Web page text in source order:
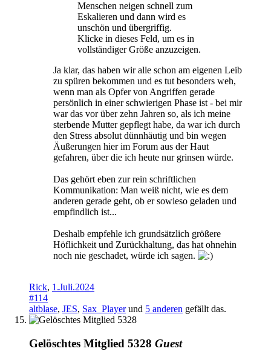
Menschen neigen schnell zum
Eskalieren und dann wird es
unschön und übergriffig.
Klicke in dieses Feld, um es in
vollständiger Größe anzuzeigen.
Ja klar, das haben wir alle schon am eigenen Leib
zu spüren bekommen und es tut besonders weh,
wenn man als Opfer von Angriffen gerade
persönlich in einer schwierigen Phase ist - bei mir
war das vor über zehn Jahren so, als ich meine
sterbende Mutter gepflegt habe, da war ich durch
den Stress absolut dünnhäutig und bin wegen
Äußerungen hier im Forum aus der Haut
gefahren, über die ich heute nur grinsen würde.
Das gehört eben zur rein schriftlichen
Kommunikation: Man weiß nicht, wie es dem
anderen gerade geht, ob er sowieso geladen und
empfindlich ist...
Deshalb empfehle ich grundsätzlich größere
Höflichkeit und Zurückhaltung, das hat ohnehin
noch nie geschadet, würde ich sagen.
Rick, 1.Juli.2024
#114
altblase, JES, Sax_Playerund 5 anderen gefällt das.
Gelöschtes Mitglied 5328 Guest